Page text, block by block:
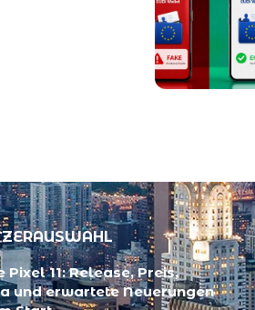
Pixel 11: Release, Preis,
und erwartete Neuerungen